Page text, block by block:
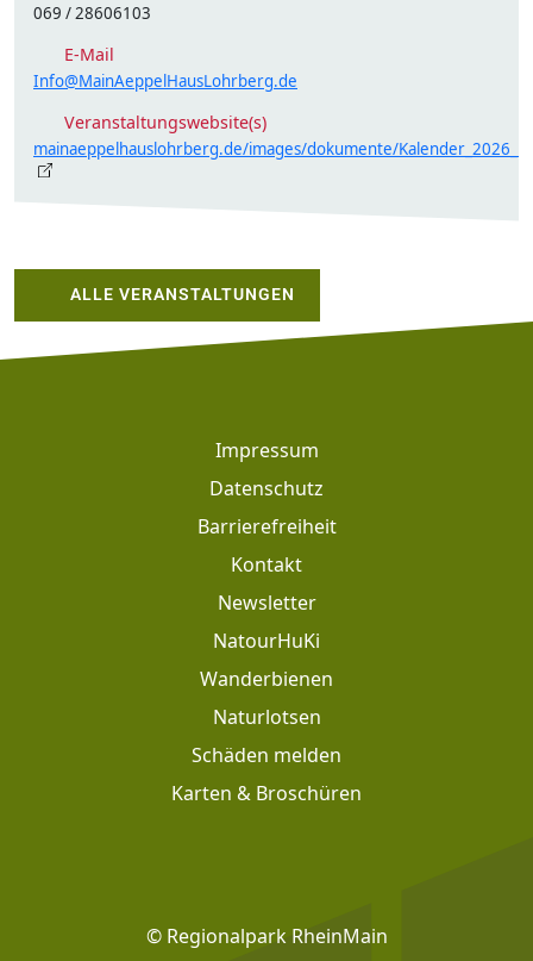
069 / 28606103
E-Mail
Info@MainAeppelHausLohrberg.de
Veranstaltungswebsite(s)
mainaeppelhauslohrberg.de/images/dokumente/
ALLE VERANSTALTUNGEN
Footer: Meta Navigation
Impressum
Datenschutz
Barrierefreiheit
Kontakt
Newsletter
NatourHuKi
Wanderbienen
Naturlotsen
Schäden melden
Karten & Broschüren
© Regionalpark RheinMain